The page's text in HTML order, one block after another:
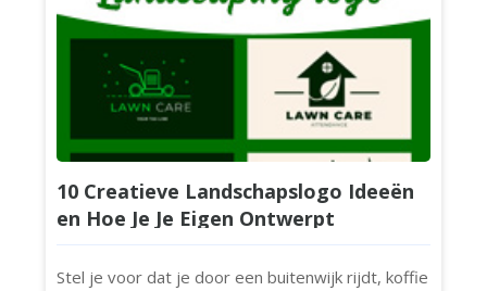
be...
10 Creatieve Landschapslogo Ideeën
en Hoe Je Je Eigen Ontwerpt
Stel je voor dat je door een buitenwijk rijdt, koffie